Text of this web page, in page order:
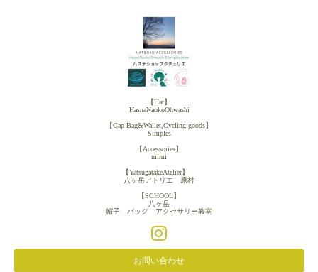
【Hat】
HasnaNaokoOhwashi
【Cap Bag&Wallet,Cycling goods】
Simples
【Accessories】
mimi
【YatsugatakeAtelier】
八ヶ岳アトリエ 原村
【SCHOOL】
八ヶ岳
帽子 バッグ アクセサリー教室
お問い合わせ